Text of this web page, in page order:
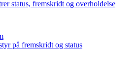
status, fremskridt og overholdelse
på fremskridt og status